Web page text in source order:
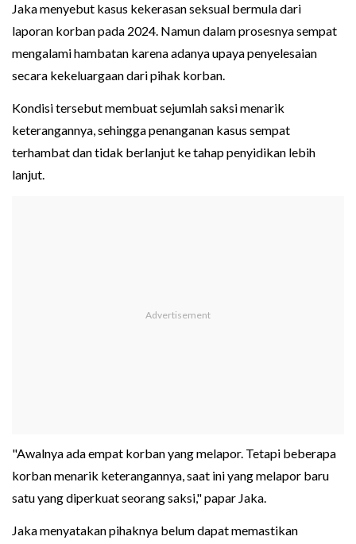
Jaka menyebut kasus kekerasan seksual bermula dari
laporan korban pada 2024. Namun dalam prosesnya sempat
mengalami hambatan karena adanya upaya penyelesaian
secara kekeluargaan dari pihak korban.
Kondisi tersebut membuat sejumlah saksi menarik
keterangannya, sehingga penanganan kasus sempat
terhambat dan tidak berlanjut ke tahap penyidikan lebih
lanjut.
"Awalnya ada empat korban yang melapor. Tetapi beberapa
korban menarik keterangannya, saat ini yang melapor baru
satu yang diperkuat seorang saksi," papar Jaka.
Jaka menyatakan pihaknya belum dapat memastikan